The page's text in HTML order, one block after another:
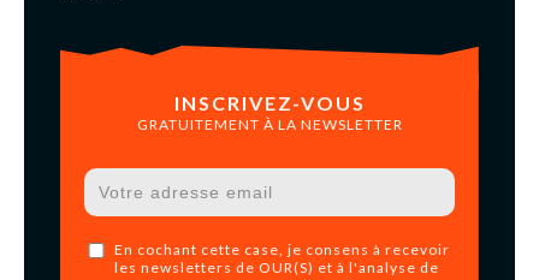
INSCRIVEZ-VOUS
GRATUITEMENT À LA NEWSLETTER
En cochant cette case, je consens à recevoir
les newsletters de OUR(S) et à l'analyse de